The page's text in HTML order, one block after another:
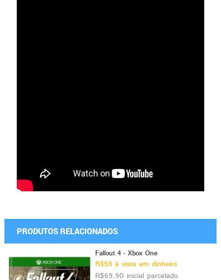
PRODUTOS RELACIONADOS
Fallout 4 - Xbox One
R$59 à vista em dinheiro
R$69,90 inicial parcelado